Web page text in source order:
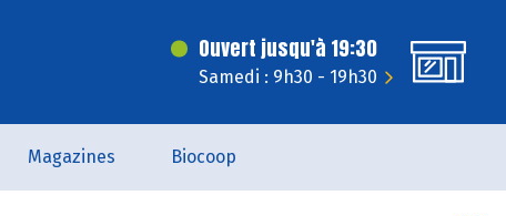
Ouvert jusqu'à 19:30
Samedi : 9h30 - 19h30
Magazines Biocoop